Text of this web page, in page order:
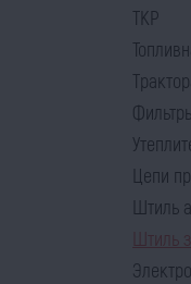
ТКР
Фильтры
Цепи
Штиль
Штиль